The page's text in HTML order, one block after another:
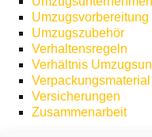
Umzugsvorbereitung
Umzugszubehör
Verhaltensregeln
Verhältnis
Verpackungsmaterial
Versicherungen
Zusammenarbeit